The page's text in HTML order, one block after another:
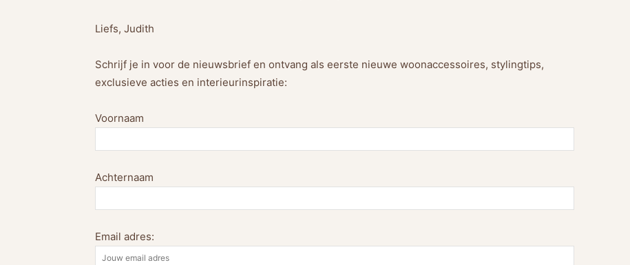
Liefs, Judith
Schrijf je in voor de nieuwsbrief en ontvang als eerste nieuwe woonaccessoires, stylingtips,
exclusieve acties en interieurinspiratie:
Voornaam
Achternaam
Email adres: